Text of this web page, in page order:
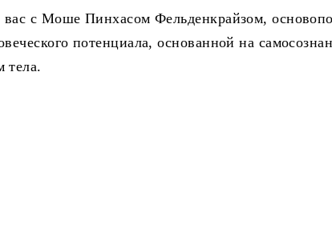
с Моше Пинхасом Фельденкрайзом,
потенциала, основанной на
тела.